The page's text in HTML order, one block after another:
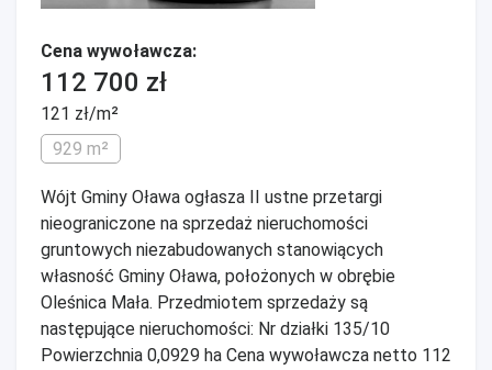
Cena wywoławcza:
112 700 zł
121 zł/m²
929 m²
Wójt Gminy Oława ogłasza II ustne przetargi
nieograniczone na sprzedaż nieruchomości
gruntowych niezabudowanych stanowiących
własność Gminy Oława, położonych w obrębie
Oleśnica Mała. Przedmiotem sprzedaży są
następujące nieruchomości: Nr działki 135/10
Powierzchnia 0,0929 ha Cena wywoławcza netto 112